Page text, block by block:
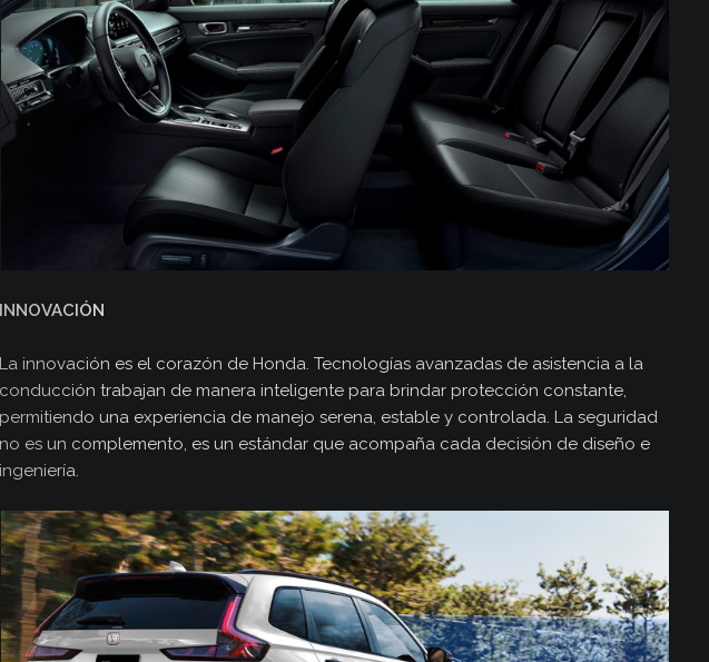
INNOVACIÓN
La innovación es el corazón de Honda. Tecnologías avanzadas de asistencia a la
conducción trabajan de manera inteligente para brindar protección constante,
permitiendo una experiencia de manejo serena, estable y controlada. La seguridad
no es un complemento, es un estándar que acompaña cada decisión de diseño e
ingeniería.